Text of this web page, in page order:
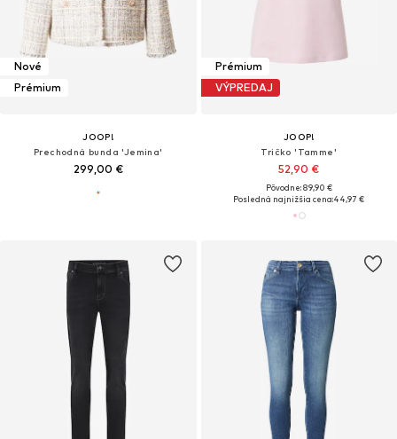
Nové
Prémium
JOOP!
Prechodná bunda 'Jemina'
299,00 €
Prémium
VÝPREDAJ
JOOP!
Tričko 'Tamme'
52,90 €
Pôvodne: 89,90 €
Posledná najnižšia cena:44,97 €